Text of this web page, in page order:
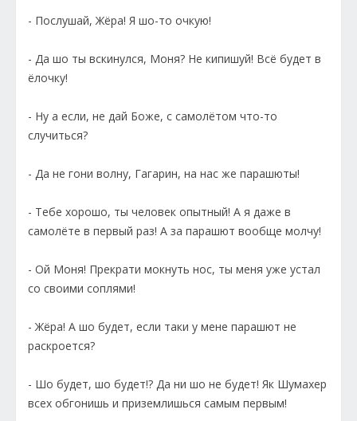
- Послушай, Жёра! Я шо-то очкую!
- Да шо ты вскинулся, Моня? Не кипишуй! Всё будет в
ёлочку!
- Ну а если, не дай Боже, с самолётом что-то
случиться?
- Да не гони волну, Гагарин, на нас же парашюты!
- Тебе хорошо, ты человек опытный! А я даже в
самолёте в первый раз! А за парашют вообще молчу!
- Ой Моня! Прекрати мокнуть нос, ты меня уже устал
со своими соплями!
- Жёра! А шо будет, если таки у мене парашют не
раскроется?
- Шо будет, шо будет!? Да ни шо не будет! Як Шумахер
всех обгонишь и приземлишься самым первым!